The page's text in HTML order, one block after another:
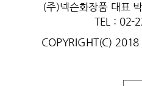
(주)넥슨화장품 대표 박
TEL : 02-
COPYRIGHT(C) 2018